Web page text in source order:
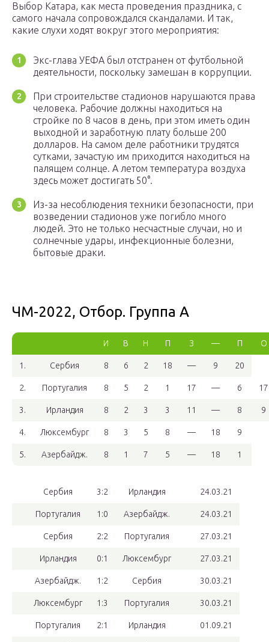
Выбор Катара, как места проведения праздника, с
самого начала сопровождался скандалами. И так,
какие слухи ходят вокруг этого мероприятия:
Экс-глава УЕФА был отстранен от футбольной
деятельности, поскольку замешан в коррупции.
При строительстве стадионов нарушаются права
человека. Рабочие должны находиться на
стройке по 8 часов в день, при этом иметь один
выходной и заработную плату больше 200
долларов. На самом деле работники трудятся
сутками, зачастую им приходится находиться на
палящем солнце. А летом температура воздуха
здесь может достигать 50°.
Из-за несоблюдения техники безопасности, при
возведении стадионов уже погибло много
людей. Это не только несчастные случаи, но и
солнечные удары, инфекционные болезни,
бытовые драки.
ЧМ-2022, Отбор. Группа A
И В Н П З — П О
1. Сербия 8 6 2 18 — 9 20
2. Португалия 8 5 2 1 17 — 6 17
3. Ирландия 8 2 3 3 11 — 8 9
4. Люксембург 8 3 5 8 — 18 9
5. Азербайдж. 8 1 7 5 — 18 1
Сербия 3:2 Ирландия 24.03.21
Португалия 1:0 Азербайдж. 24.03.21
Сербия 2:2 Португалия 27.03.21
Ирландия 0:1 Люксембург 27.03.21
Азербайдж. 1:2 Сербия 30.03.21
Люксембург 1:3 Португалия 30.03.21
Португалия 2:1 Ирландия 01.09.21